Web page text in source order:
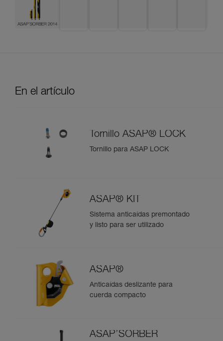
En el artículo
Tornillo ASAP® LOCK
Tornillo para ASAP LOCK
ASAP® KIT
Sistema anticaídas premontado
y listo para ser utilizado
ASAP®
Anticaídas deslizante para
cuerda compacto
ASAP’SORBER